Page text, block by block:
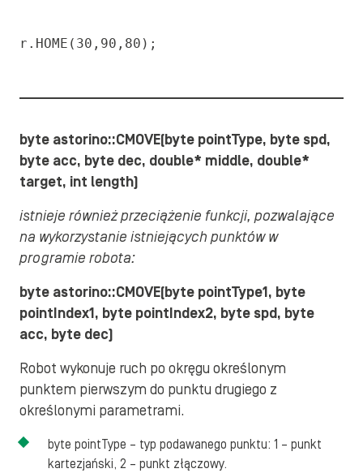
r.HOME(30,90,80);
byte astorino::CMOVE(byte pointType, byte spd,
byte acc, byte dec, double* middle, double*
target, int length)
istnieje również przeciążenie funkcji, pozwalające
na wykorzystanie istniejących punktów w
programie robota:
byte astorino::CMOVE(byte pointType1, byte
pointIndex1, byte pointIndex2, byte spd, byte
acc, byte dec)
Robot wykonuje ruch po okręgu określonym
punktem pierwszym do punktu drugiego z
określonymi parametrami.
byte pointType – typ podawanego punktu: 1 – punkt
kartezjański, 2 – punkt złączowy.